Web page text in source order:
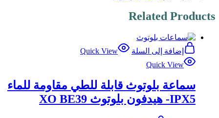
Related Products
إضافة إلى السلة
Quick View
Quick View
سماعة بلوتوث قابلة للطي مقاومة للماء
IPX5- هيدفون بلوتوث XO BE39